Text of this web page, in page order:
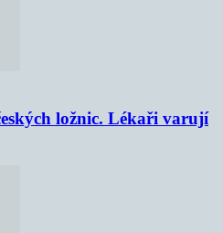
ložnic. Lékaři varují